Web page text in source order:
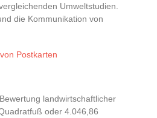
Umweltstudien.
die Kommunikation von
Postkarten
landwirtschaftlicher
oder 4.046,86